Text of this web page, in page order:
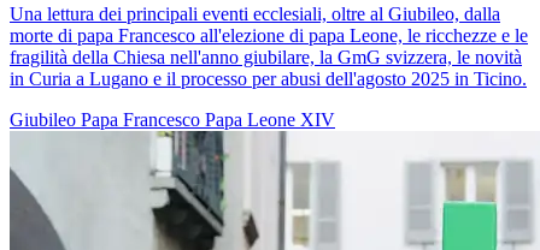
Una lettura dei principali eventi ecclesiali, oltre al Giubileo, dalla
morte di papa Francesco all'elezione di papa Leone, le ricchezze e le
fragilità della Chiesa nell'anno giubilare, la GmG svizzera, le novità
in Curia a Lugano e il processo per abusi dell'agosto 2025 in Ticino.
Giubileo Papa Francesco Papa Leone XIV